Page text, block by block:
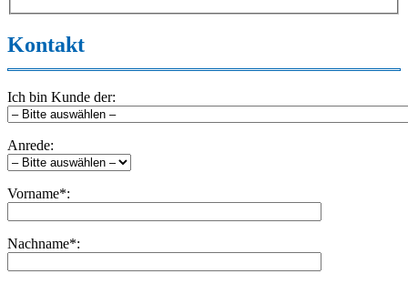
Kontakt
Ich bin Kunde der:
Anrede:
Vorname*:
Nachname*: